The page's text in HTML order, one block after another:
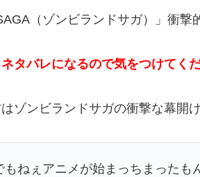
（ゾンビランドサガ）」衝撃
タバレになるので気をつけてくだ
ゾンビランドサガの衝撃な幕開
もねぇアニメが始まっちまったも